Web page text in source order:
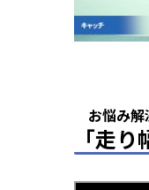
お悩み解
「走